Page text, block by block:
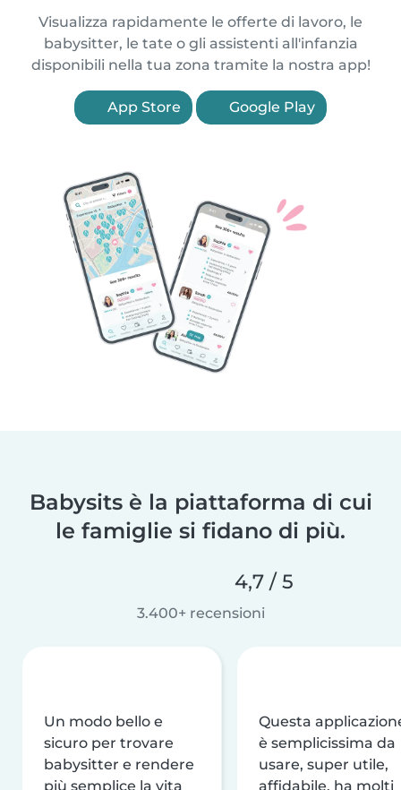
Visualizza rapidamente le offerte di lavoro, le
babysitter, le tate o gli assistenti all'infanzia
disponibili nella tua zona tramite la nostra app!
App Store Google Play
Babysits è la piattaforma di cui
le famiglie si fidano di più.
4,7 / 5
3.400+ recensioni
Un modo bello e
sicuro per trovare
babysitter e rendere
più semplice la vita
Questa
è semplicissima da
usare, super utile,
affidabile, ha molti